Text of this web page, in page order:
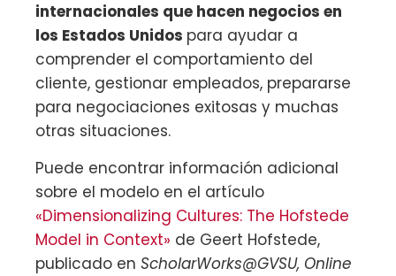
internacionales que hacen negocios en
los Estados Unidos para ayudar a
comprender el comportamiento del
cliente, gestionar empleados, prepararse
para negociaciones exitosas y muchas
otras situaciones.
Puede encontrar información adicional
sobre el modelo en el artículo
«Dimensionalizing Cultures: The Hofstede
Model in Context» de Geert Hofstede,
publicado en ScholarWorks@GVSU, Online